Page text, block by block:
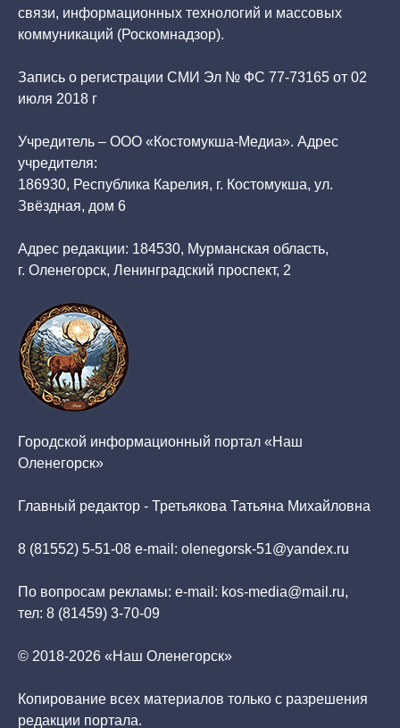
связи, информационных технологий и массовых
коммуникаций (Роскомнадзор).
Запись о регистрации СМИ Эл № ФС 77-73165 от 02
июля 2018 г
Учредитель – ООО «Костомукша-Медиа». Адрес
учредителя:
186930, Республика Карелия, г. Костомукша, ул.
Звёздная, дом 6
Адрес редакции: 184530, Мурманская область,
г. Оленегорск, Ленинградский проспект, 2
Городской информационный портал «Наш
Оленегорск»
Главный редактор - Третьякова Татьяна Михайловна
8 (81552) 5-51-08 e-mail: olenegorsk-51@yandex.ru
По вопросам рекламы: e-mail: kos-media@mail.ru,
тел: 8 (81459) 3-70-09
© 2018-2026 «Наш Оленегорск»
Копирование всех материалов только с разрешения
редакции портала.